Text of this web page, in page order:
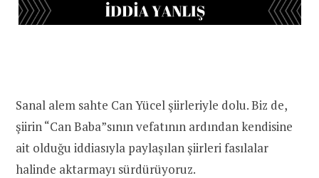
Sanal alem sahte Can Yücel şiirleriyle dolu. Biz de,
şiirin “Can Baba”sının vefatının ardından kendisine
ait olduğu iddiasıyla paylaşılan şiirleri fasılalar
halinde aktarmayı sürdürüyoruz.